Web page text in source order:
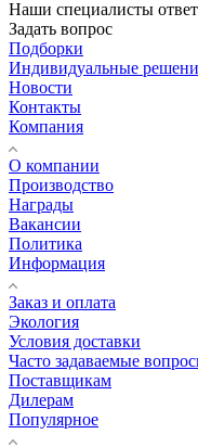
Наши специалисты
Задать вопрос
Подборки
Индивидуальные
Новости
Контакты
Компания
О компании
Производство
Награды
Вакансии
Политика
Информация
Заказ и оплата
Экология
Условия доставки
Часто задаваемые
Поставщикам
Дилерам
Популярное